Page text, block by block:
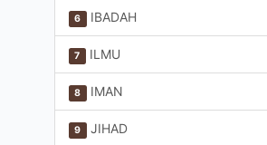
6 IBADAH
7 ILMU
8 IMAN
9 JIHAD